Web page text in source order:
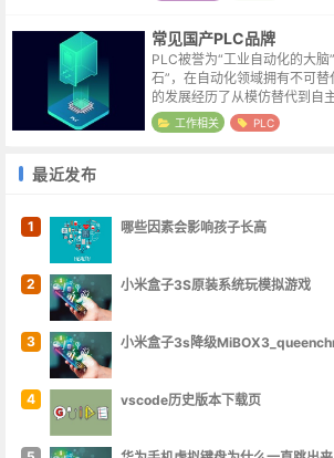
常见国产PLC品牌
PLC被誉为“工业自动化的大脑
石”，在自动化领域拥有不可
的发展经历了从模仿替代到自
制三菱、西门子等国外产品，
0年后，以汇川、信捷为代表的...
工作相关 PLC
最近发布
1
哪些因素会影响孩子长高
2
小米盒子3S原装系统玩模拟游戏
3
小米盒子3s降级
4
vscode历史版本下载页